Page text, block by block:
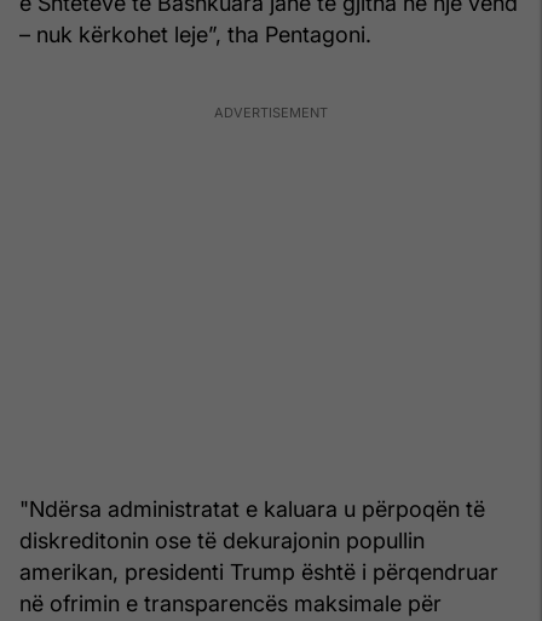
– nuk kërkohet leje”, tha Pentagoni.
"Ndërsa administratat e kaluara u përpoqën të
diskreditonin ose të dekurajonin popullin
amerikan, presidenti Trump është i përqendruar
në ofrimin e transparencës maksimale për